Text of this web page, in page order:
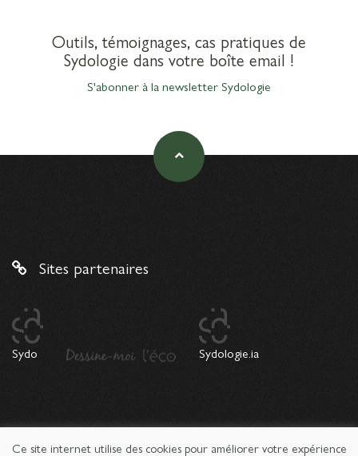
Outils, témoignages, cas pratiques de
Sydologie dans votre boîte email !
S'abonner à la newsletter Sydologie
Sites partenaires
Sydo Sydologie.ia
© 2026 Copyright Sydologie. Le magazine de l'innovation
Ce site internet utilise des cookies pour améliorer votre expérience